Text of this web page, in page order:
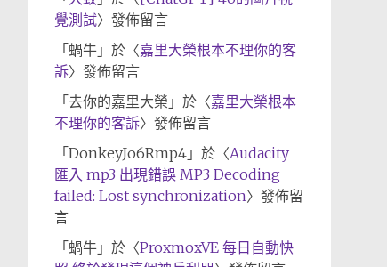
覺測試〉發佈留言
「 蝸牛」於〈嘉里大榮根本不理你的客
訴〉發佈留言
「 去你的嘉里大榮 」於〈嘉里大榮根本
不理你的客訴〉發佈留言
「 DonkeyJo6Rmp4」於〈Audacity
匯入 mp3 出現錯誤 MP3 Decoding
failed: Lost synchronization〉發佈留
言
「 蝸牛」於〈ProxmoxVE 每日自動快